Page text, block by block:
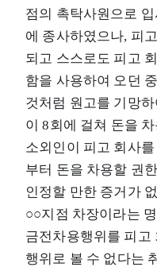
점의 촉탁사원으로
에 종사하였으나, 피
되고 스스로도 피고
함을 사용하여 오던
것처럼 원고를 기망
이 8회에 걸쳐 돈을
소외인이 피고 회사
부터 돈을 차용할 권
인정할 만한 증거가
○○지점 차장이라는
금전차용행위를 피고
행위로 볼 수 없다는